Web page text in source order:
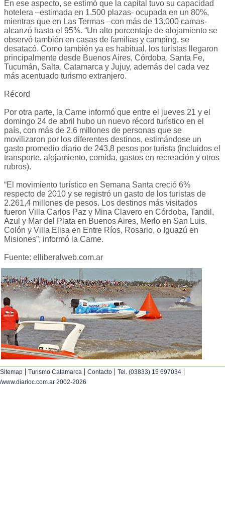
En ese aspecto, se estimó que la capital tuvo su capacidad
hotelera –estimada en 1.500 plazas- ocupada en un 80%,
mientras que en Las Termas –con más de 13.000 camas-
alcanzó hasta el 95%. “Un alto porcentaje de alojamiento se
observó también en casas de familias y camping, se
desatacó. Como también ya es habitual, los turistas llegaron
principalmente desde Buenos Aires, Córdoba, Santa Fe,
Tucumán, Salta, Catamarca y Jujuy, además del cada vez
más acentuado turismo extranjero.
Récord
Por otra parte, la Came informó que entre el jueves 21 y el
domingo 24 de abril hubo un nuevo récord turístico en el
país, con más de 2,6 millones de personas que se
movilizaron por los diferentes destinos, estimándose un
gasto promedio diario de 243,8 pesos por turista (incluidos el
transporte, alojamiento, comida, gastos en recreación y otros
rubros).
“El movimiento turístico en Semana Santa creció 6%
respecto de 2010 y se registró un gasto de los turistas de
2.261,4 millones de pesos. Los destinos más visitados
fueron Villa Carlos Paz y Mina Clavero en Córdoba, Tandil,
Azul y Mar del Plata en Buenos Aires, Merlo en San Luis,
Colón y Villa Elisa en Entre Ríos, Rosario, o Iguazú en
Misiones”, informó la Came.
Fuente: elliberalweb.com.ar
Sitemap | Turismo Catamarca | Contacto | Tel. (03833) 15 697034 |
/www.diarioc.com.ar 2002-2026